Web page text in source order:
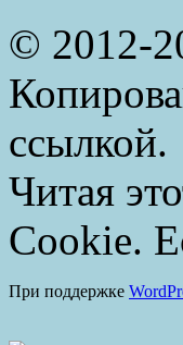
© 2012-
ссылкой.
Читая
Cookie.
При поддержке